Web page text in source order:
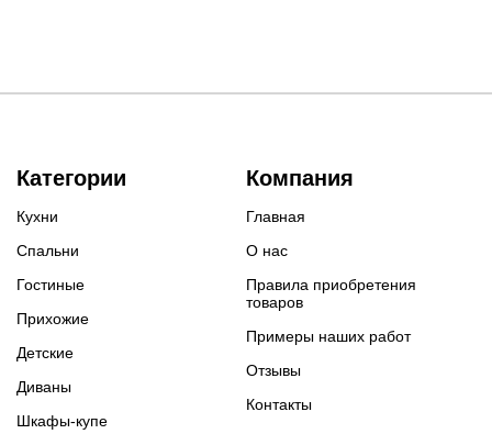
Категории
Кухни
Спальни
Гостиные
Прихожие
Детские
Диваны
Шкафы-купе
Компания
Главная
О нас
Правила приобретения
товаров
Примеры наших работ
Отзывы
Контакты